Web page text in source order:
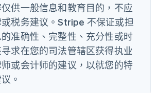
供一般信息和教育目的，不应
税务建议。Stripe 不保证或担
准确性、完整性、充分性或时
求在您的司法管辖区获得执业
或会计师的建议，以就您的特
。